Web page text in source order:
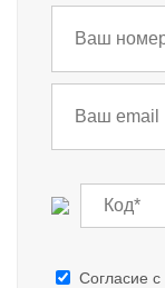
Cогласие с